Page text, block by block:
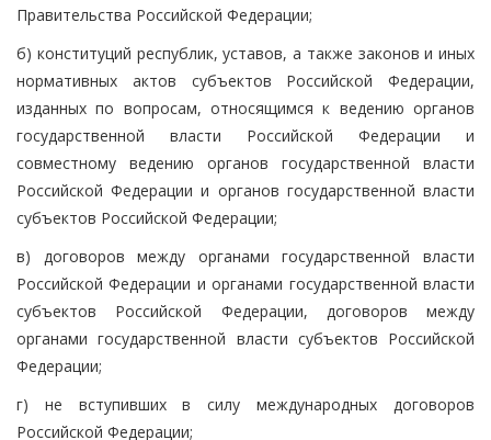
Правительства Российской Федерации;
б) конституций республик, уставов, а также законов и иных
нормативных актов субъектов Российской Федерации,
изданных по вопросам, относящимся к ведению органов
государственной власти Российской Федерации и
совместному ведению органов государственной власти
Российской Федерации и органов государственной власти
субъектов Российской Федерации;
в) договоров между органами государственной власти
Российской Федерации и органами государственной власти
субъектов Российской Федерации, договоров между
органами государственной власти субъектов Российской
Федерации;
г) не вступивших в силу международных договоров
Российской Федерации;